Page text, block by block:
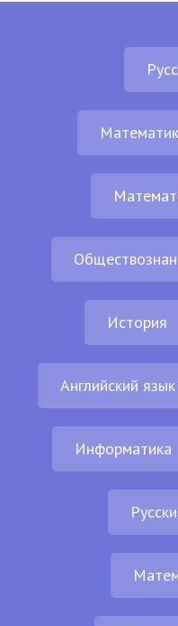
История
Английский язык
Информатика